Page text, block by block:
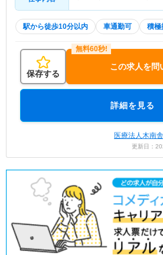
駅から徒歩10分以内 車通勤可 積極
保存する
この求人を問
詳細を見る
医療法人木南
更新日：